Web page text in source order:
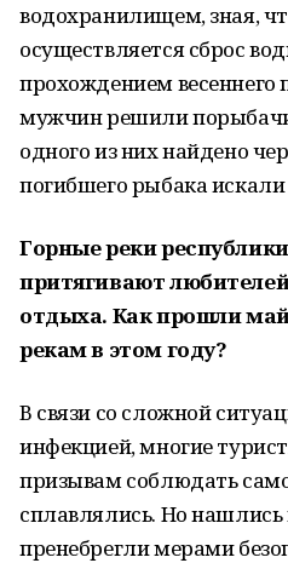
водохранилищем, зная,
осуществляется сброс
прохождением весеннего
мужчин решили
одного из них найдено
погибшего рыбака искали
Горные реки
притягивают
отдыха. Как прошли
рекам в этом году?
В связи со сложной
инфекцией, многие
призывам соблюдать
сплавлялись. Но нашлись
пренебрегли мерами